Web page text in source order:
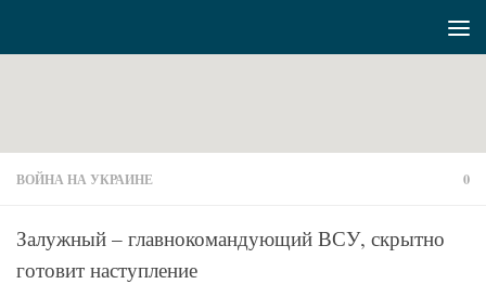
ВОЙНА НА УКРАИНЕ 0
Залужный – главнокомандующий ВСУ, скрытно
готовит наступление